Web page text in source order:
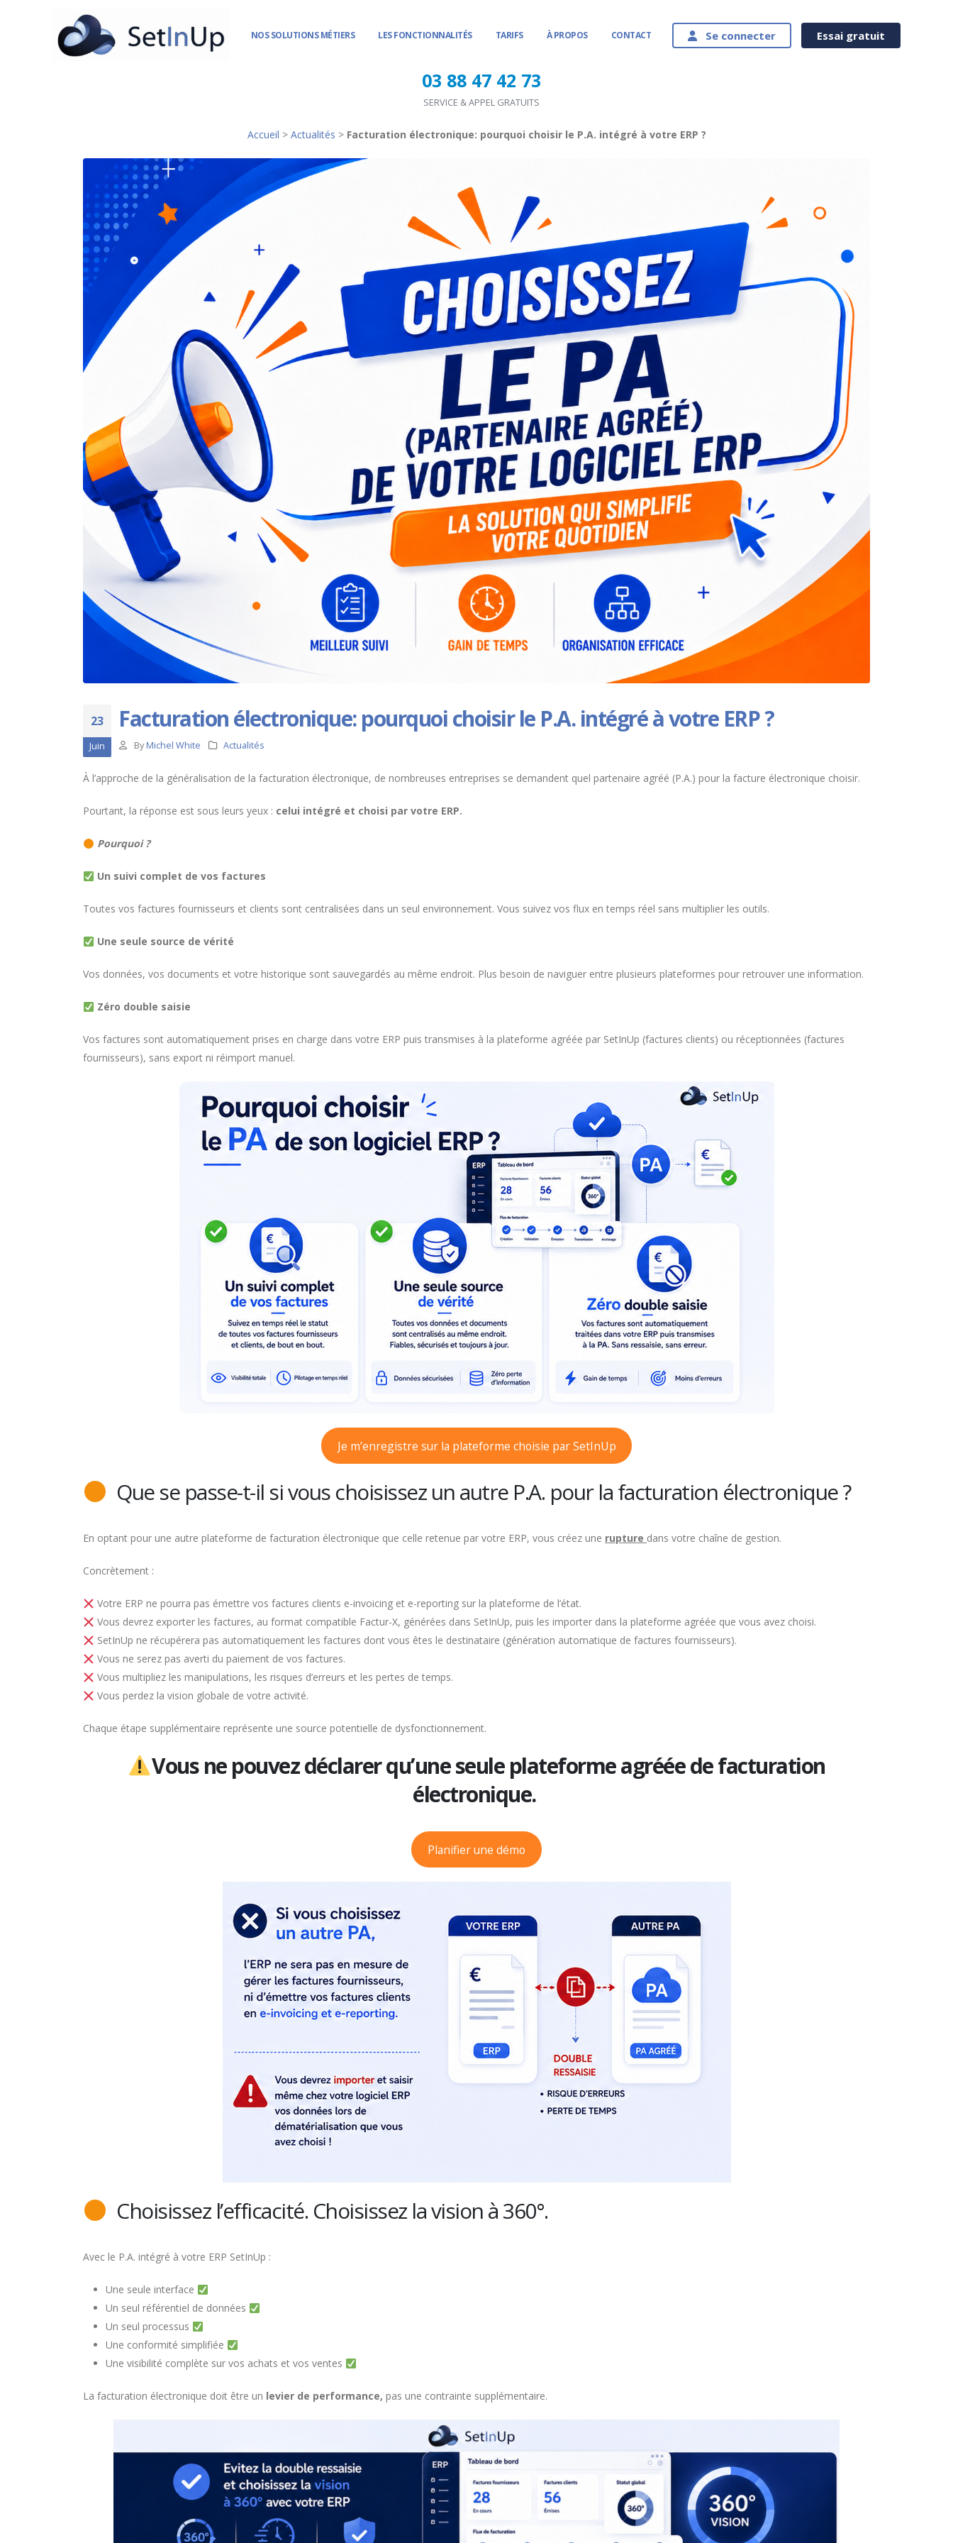
NOS SOLUTIONS MÉTIERS LES FONCTIONNALITÉS TARIFS À PROPOS CONTACT Se connecter Essai gratuit
03 88 47 42 73
SERVICE & APPEL GRATUITS
Accueil > Actualités > Facturation électronique: pourquoi choisir le P.A. intégré à votre ERP ?
23
Juin
Facturation électronique: pourquoi choisir le P.A. intégré à votre ERP ?
By Michel White Actualités
À l’approche de la généralisation de la facturation électronique, de nombreuses entreprises se demandent quel partenaire agréé (P.A.) pour la facture électronique choisir.
Pourtant, la réponse est sous leurs yeux : celui intégré et choisi par votre ERP.
Pourquoi ?
Un suivi complet de vos factures
Toutes vos factures fournisseurs et clients sont centralisées dans un seul environnement. Vous suivez vos flux en temps réel sans multiplier les outils.
Une seule source de vérité
Vos données, vos documents et votre historique sont sauvegardés au même endroit. Plus besoin de naviguer entre plusieurs plateformes pour retrouver une information.
Zéro double saisie
Vos factures sont automatiquement prises en charge dans votre ERP puis transmises à la plateforme agréée par SetInUp (factures clients) ou réceptionnées (factures
fournisseurs), sans export ni réimport manuel.
Je m’enregistre sur la plateforme choisie par SetInUp
Que se passe-t-il si vous choisissez un autre P.A. pour la facturation électronique ?
En optant pour une autre plateforme de facturation électronique que celle retenue par votre ERP, vous créez une rupture dans votre chaîne de gestion.
Concrètement :
Votre ERP ne pourra pas émettre vos factures clients e-invoicing et e-reporting sur la plateforme de l’état.
Vous devrez exporter les factures, au format compatible Factur-X, générées dans SetInUp, puis les importer dans la plateforme agréée que vous avez choisi.
SetInUp ne récupérera pas automatiquement les factures dont vous êtes le destinataire (génération automatique de factures fournisseurs).
Vous ne serez pas averti du paiement de vos factures.
Vous multipliez les manipulations, les risques d’erreurs et les pertes de temps.
Vous perdez la vision globale de votre activité.
Chaque étape supplémentaire représente une source potentielle de dysfonctionnement.
Vous ne pouvez déclarer qu’une seule plateforme agréée de facturation
électronique.
Planifier une démo
Choisissez l’efficacité. Choisissez la vision à 360°.
Avec le P.A. intégré à votre ERP SetInUp :
Une seule interface
Un seul référentiel de données
Un seul processus
Une conformité simplifiée
Une visibilité complète sur vos achats et vos ventes
La facturation électronique doit être un levier de performance, pas une contrainte supplémentaire.